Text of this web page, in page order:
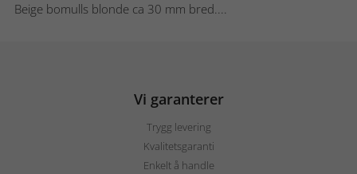
Beige bomulls blonde ca 30 mm bred....
Vi garanterer
Trygg levering
Kvalitetsgaranti
Enkelt å handle